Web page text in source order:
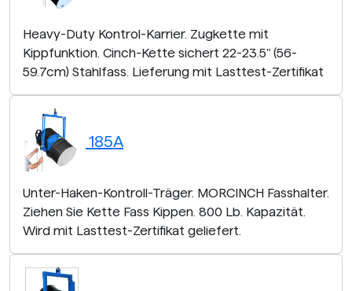
Heavy-Duty Kontrol-Karrier. Zugkette mit
Kippfunktion. Cinch-Kette sichert 22-23.5" (56-
59.7cm) Stahlfass. Lieferung mit Lasttest-Zertifikat
185A
Unter-Haken-Kontroll-Träger. MORCINCH Fasshalter.
Ziehen Sie Kette Fass Kippen. 800 Lb. Kapazität.
Wird mit Lasttest-Zertifikat geliefert.